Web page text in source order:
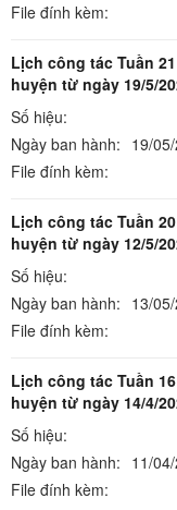
File đính kèm:
Lịch công tác Tuần
huyện từ ngày 19/5/
Số hiệu:
Ngày ban hành: 19/
File đính kèm:
Lịch công tác Tuần
huyện từ ngày 12/5/
Số hiệu:
Ngày ban hành: 13/
File đính kèm:
Lịch công tác Tuần
huyện từ ngày 14/4/
Số hiệu:
Ngày ban hành: 11/
File đính kèm: